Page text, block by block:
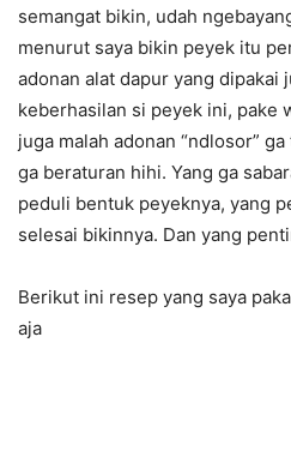
semangat bikin, udah
menurut saya bikin peyek itu
adonan alat dapur yang dipakai
keberhasilan si peyek ini, pake
juga malah adonan “ndlosor”
ga beraturan hihi. Yang ga
peduli bentuk peyeknya, yang
selesai bikinnya. Dan yang
Berikut ini resep yang saya
aja